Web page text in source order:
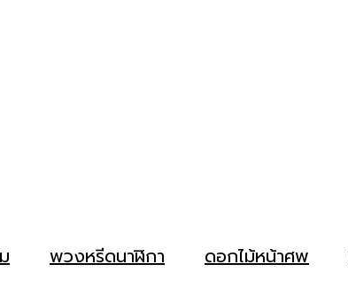
พวงหรีดนาฬิกา ดอกไม้หน้าศพ